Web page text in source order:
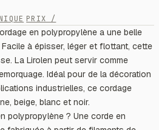
PRIX /
en polypropylène a une belle
à épisser, léger et flottant, cette
La Lirolen peut servir comme
Idéal pour de la décoration
industrielles, ce cordage
beige, blanc et noir.
polypropylène ? Une corde en